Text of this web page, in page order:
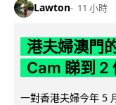
Lawton 11 小時
港夫婦澳門
Cam 睇到 2
一對香港夫婦今年 5